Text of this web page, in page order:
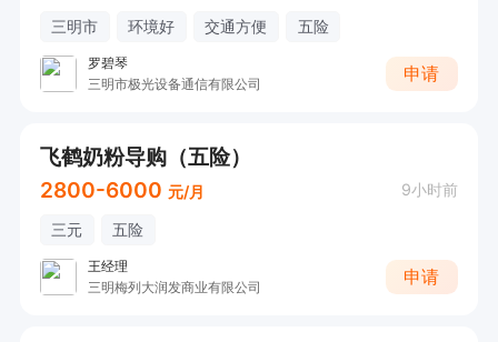
三明市 环境好 交通方便 五险
罗碧琴
三明市极光设备通信有限公司
申请
飞鹤奶粉导购（五险）
2800-6000 元/月 9小时前
三元 五险
王经理
三明梅列大润发商业有限公司
申请